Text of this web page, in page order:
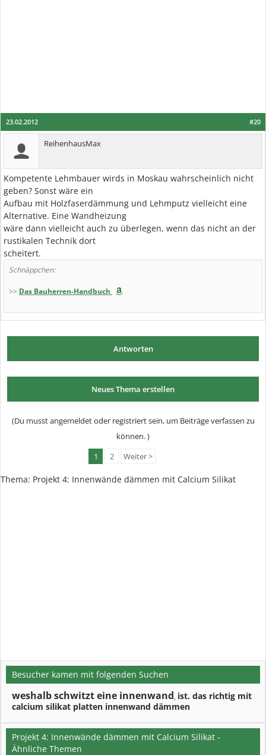
#20
23.02.2012
ReihenhausMax
Kompetente Lehmbauer wirds in Moskau wahrscheinlich nicht
geben? Sonst wäre ein
Aufbau mit Holzfaserdämmung und Lehmputz vielleicht eine
Alternative. Eine Wandheizung
wäre dann vielleicht auch zu überlegen, wenn das nicht an der
rustikalen Technik dort
scheitert.
Schnäppchen:
>> Das Bauherren-Handbuch
Antworten
Neues Thema erstellen
(Du musst angemeldet oder registriert sein, um Beiträge verfassen zu
können. )
1
2 Weiter >
Thema: Projekt 4: Innenwände dämmen mit Calcium Silikat
Besucher kamen mit folgenden Suchen
weshalb schwitzt eine innenwand, ist. das richtig mit
calcium silikat platten innenwand dämmen
Projekt 4: Innenwände dämmen mit Calcium Silikat -
Ähnliche Themen